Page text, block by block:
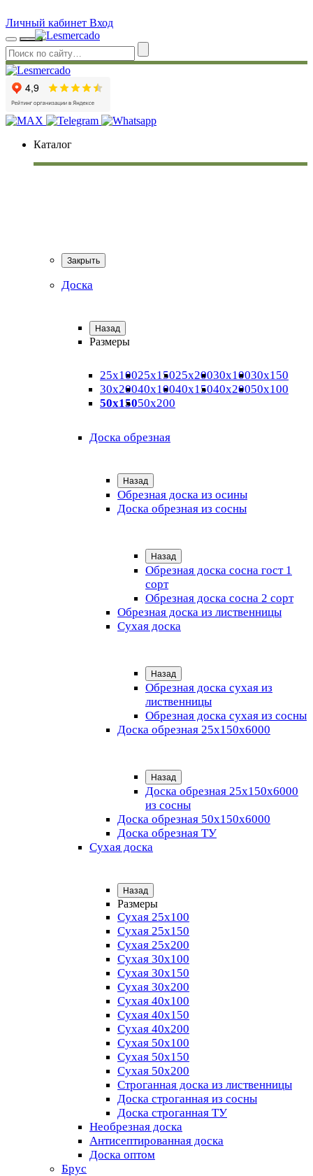
Личный кабинет Вход
Каталог
Закрыть
Доска
Назад
Размеры
25х10025х15025х20030х10030х150
30х20040х10040х15040х20050х100
50х15050х200
Доска обрезная
Назад
Обрезная доска из осины
Доска обрезная из сосны
Назад
Обрезная доска сосна гост 1
сорт
Обрезная доска сосна 2 сорт
Обрезная доска из лиственницы
Сухая доска
Назад
Обрезная доска сухая из
лиственницы
Обрезная доска сухая из сосны
Доска обрезная 25х150х6000
Назад
Доска обрезная 25x150x6000
из сосны
Доска обрезная 50х150х6000
Доска обрезная ТУ
Сухая доска
Назад
Размеры
Сухая 25х100
Сухая 25х150
Сухая 25х200
Сухая 30х100
Сухая 30х150
Сухая 30х200
Сухая 40х100
Сухая 40х150
Сухая 40х200
Сухая 50х100
Сухая 50х150
Сухая 50х200
Строганная доска из лиственницы
Доска строганная из сосны
Доска строганная ТУ
Необрезная доска
Антисептированная доска
Доска оптом
Брус